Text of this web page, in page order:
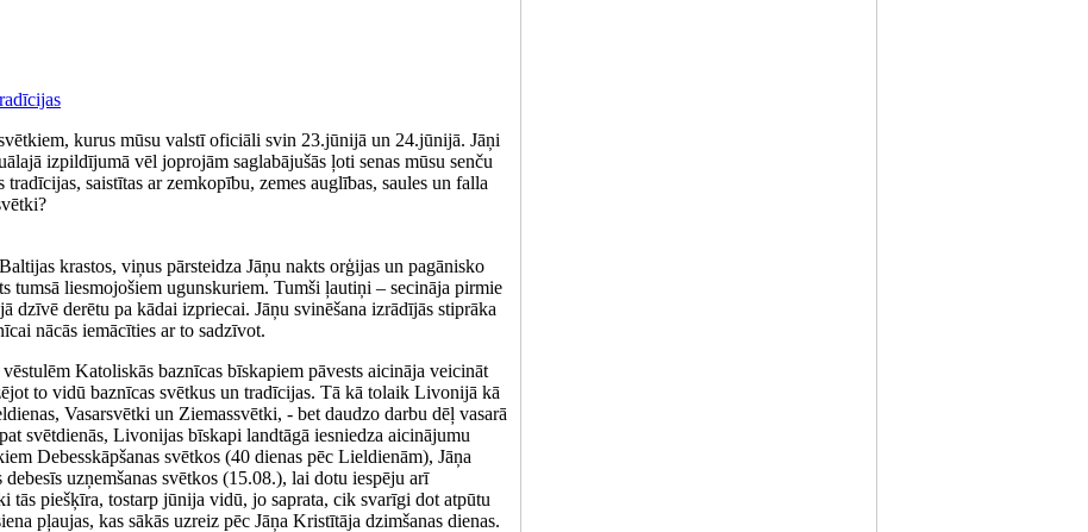
kurus mūsu valstī oficiāli svin 23.jūnijā un 24.jūnijā. Jāņi
izpildījumā vēl joprojām saglabājušās ļoti senas mūsu senču
saistītas ar zemkopību, zemes auglības, saules un falla
krastos, viņus pārsteidza Jāņu nakts orģijas un pagānisko
tumsā liesmojošiem ugunskuriem. Tumši ļautiņi – secināja pirmie
dzīvē derētu pa kādai izpriecai. Jāņu svinēšana izrādījās stiprāka
nācās iemācīties ar to sadzīvot.
Katoliskās baznīcas bīskapiem pāvests aicināja veicināt
to vidū baznīcas svētkus un tradīcijas. Tā kā tolaik Livonijā kā
Vasarsvētki un Ziemassvētki, - bet daudzo darbu dēļ vasarā
svētdienās, Livonijas bīskapi landtāgā iesniedza aicinājumu
Debesskāpšanas svētkos (40 dienas pēc Lieldienām), Jāņa
uzņemšanas svētkos (15.08.), lai dotu iespēju arī
tās piešķīra, tostarp jūnija vidū, jo saprata, cik svarīgi dot atpūtu
pļaujas, kas sākās uzreiz pēc Jāņa Kristītāja dzimšanas dienas.